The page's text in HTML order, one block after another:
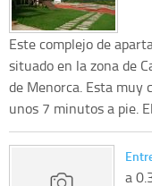
Este complejo de
situado en la zona de
de Menorca. Esta muy
unos 7 minutos a pie.
a